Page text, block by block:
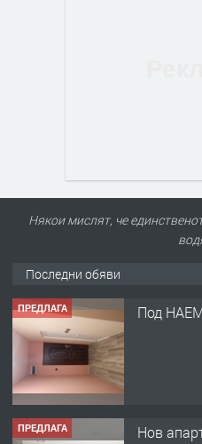
Някои мислят, че
Последни обяви
Под
ПРЕДЛАГА